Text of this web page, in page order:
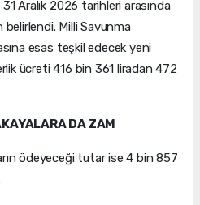
Aralık 2026 tarihleri arasında
Milli Savunma
esas teşkil edecek yeni
ücreti 416 bin 361 liradan 472
DA ZAM
ödeyeceği tutar ise 4 bin 857